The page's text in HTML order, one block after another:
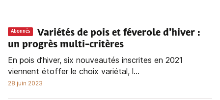
Abonnés
Variétés de pois et féverole d’hiver :
un progrès multi-critères
En pois d’hiver, six nouveautés inscrites en 2021
viennent étoffer le choix variétal, l...
28 juin 2023